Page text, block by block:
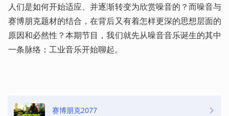
人们是如何开始适应、并逐渐转变为欣赏噪音的？而噪音与
赛博朋克题材的结合，在背后又有着怎样更深的思想层面的
原因和必然性？本期节目，我们就先从噪音音乐诞生的其中
一条脉络：工业音乐开始聊起。
赛博朋克2077